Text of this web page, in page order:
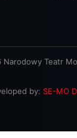
Teatr
by: SE-MO